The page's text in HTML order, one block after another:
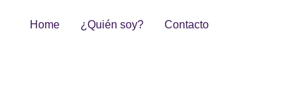
Home ¿Quién soy? Contacto